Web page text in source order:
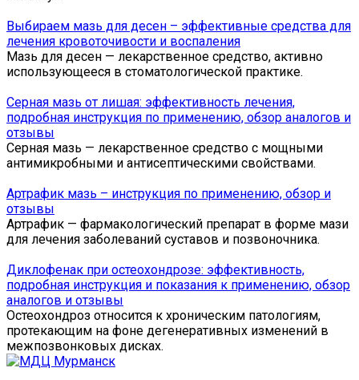
Выбираем мазь для десен – эффективные средства для
лечения кровоточивости и воспаления
Мазь для десен — лекарственное средство, активно
использующееся в стоматологической практике.
Серная мазь от лишая: эффективность лечения,
подробная инструкция по применению, обзор аналогов и
отзывы
Серная мазь — лекарственное средство с мощными
антимикробными и антисептическими свойствами.
Артрафик мазь – инструкция по применению, обзор и
отзывы
Артрафик — фармакологический препарат в форме мази
для лечения заболеваний суставов и позвоночника.
Диклофенак при остеохондрозе: эффективность,
подробная инструкция и показания к применению, обзор
аналогов и отзывы
Остеохондроз относится к хроническим патологиям,
протекающим на фоне дегенеративных изменений в
межпозвонковых дисках.